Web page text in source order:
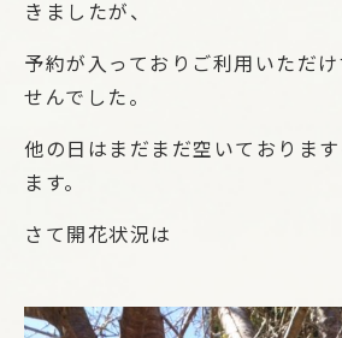
きましたが、
予約が入っておりご利用いただ
せんでした。
他の日はまだまだ空いておりま
ます。
さて開花状況は